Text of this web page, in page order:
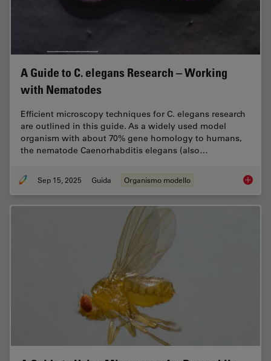
A Guide to C. elegans Research – Working
with Nematodes
Efficient microscopy techniques for C. elegans research
are outlined in this guide. As a widely used model
organism with about 70% gene homology to humans,
the nematode Caenorhabditis elegans (also…
Sep 15, 2025 Guida Organismo modello A